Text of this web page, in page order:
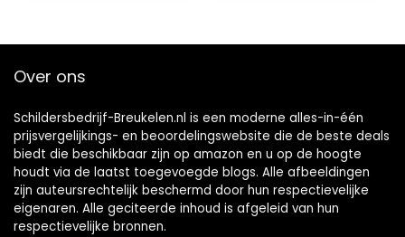
of behang,
greepplamuursel
Over ons
Schildersbedrijf-Breukelen.nl is een moderne alles-in-één
prijsvergelijkings- en beoordelingswebsite die de beste deals
biedt die beschikbaar zijn op amazon en u op de hoogte
houdt via de laatst toegevoegde blogs. Alle afbeeldingen
zijn auteursrechtelijk beschermd door hun respectievelijke
eigenaren. Alle geciteerde inhoud is afgeleid van hun
respectievelijke bronnen.